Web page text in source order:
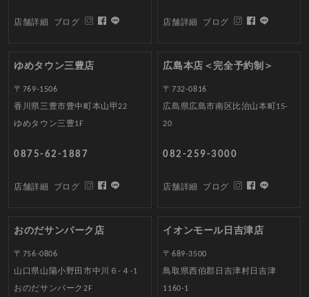
店舗詳細 ブログ 店舗詳細 ブログ
ゆめタウン三豊店
〒769-1506
香川県三豊市豊中町本山甲22
ゆめタウン三豊1F
0875-62-1887
店舗詳細 ブログ
広島本店＜完全予約制＞
〒732-0816
広島県広島市南区比治山本町15-
20
082-259-3000
店舗詳細 ブログ
おのだサンパーク店
〒756-0806
山口県山陽小野田市中川６-４-1
おのだサンパーク2F
イオンモール日吉津店
〒689-3500
鳥取県西伯郡日吉津村日吉津
1160-1